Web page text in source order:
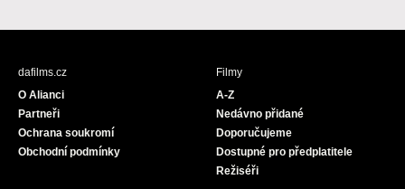
c
s
u
dafilms.cz
O Alianci
Partneři
Ochrana soukromí
Obchodní podmínky
Filmy
A-Z
Nedávno přidané
Doporučujeme
Dostupné pro předplatitele
Režiséři